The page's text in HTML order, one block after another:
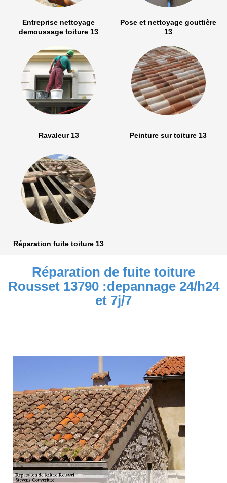
Entreprise nettoyage
demoussage toiture 13
Pose et nettoyage gouttière
13
Ravaleur 13 Peinture sur toiture 13
Réparation fuite toiture 13
Réparation de fuite toiture
Rousset 13790 :depannage 24/h24
et 7j/7